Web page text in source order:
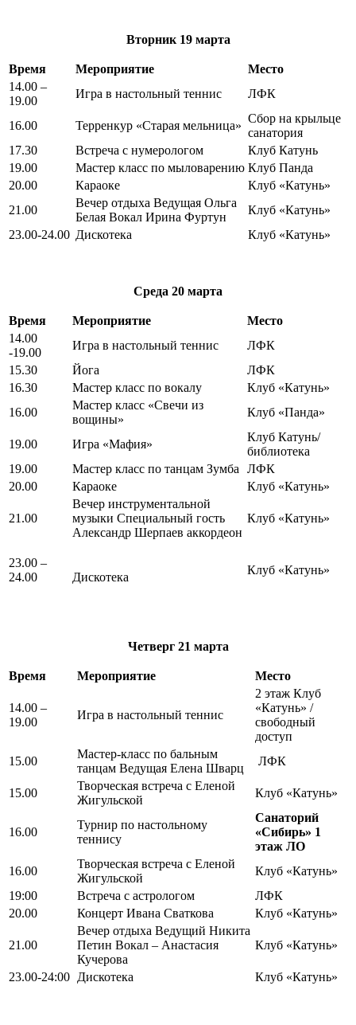
Вторник 19 марта
Время Мероприятие
Место
14.00 –
19.00
Игра в настольный теннис ЛФК
16.00 Терренкур «Старая мельница»
Сбор на крыльце
санатория
17.30
Встреча с нумерологом
Клуб Катунь
19.00
Мастер класс по мыловарению Клуб Панда
20.00
Караоке
Клуб «Катунь»
21.00
Вечер отдыха Ведущая Ольга
Белая Вокал Ирина Фуртун
Клуб «Катунь»
23.00-24.00 Дискотека Клуб «Катунь»
Среда 20 марта
Время Мероприятие
Место
14.00
-19.00
Игра в настольный теннис
ЛФК
15.30
Йога
ЛФК
16.30
Мастер класс по вокалу
Клуб «Катунь»
16.00
Мастер класс «Свечи из
вощины»
Клуб «Панда»
19.00 Игра «Мафия»
Клуб Катунь/
библиотека
19.00
Мастер класс по танцам Зумба
ЛФК
20.00
Караоке Клуб «Катунь»
21.00
Вечер инструментальной
музыки Специальный гость
Александр Шерпаев аккордеон
Клуб «Катунь»
23.00 –
24.00
Дискотека
Клуб «Катунь»
Четверг 21 марта
Время Мероприятие Место
14.00 –
19.00
Игра в настольный теннис
2 этаж Клуб
«Катунь» /
свободный
доступ
15.00
Мастер-класс по бальным
танцам Ведущая Елена Шварц
ЛФК
15.00
Творческая встреча с Еленой
Жигульской
Клуб «Катунь»
16.00
Турнир по настольному
теннису
Санаторий
«Сибирь» 1
этаж ЛО
16.00
Творческая встреча с Еленой
Жигульской
Клуб «Катунь»
19:00
Встреча с астрологом
ЛФК
20.00
Концерт Ивана Сваткова Клуб «Катунь»
21.00
Вечер отдыха Ведущий Никита
Петин Вокал – Анастасия
Кучерова
Клуб «Катунь»
23.00-24:00 Дискотека Клуб «Катунь»